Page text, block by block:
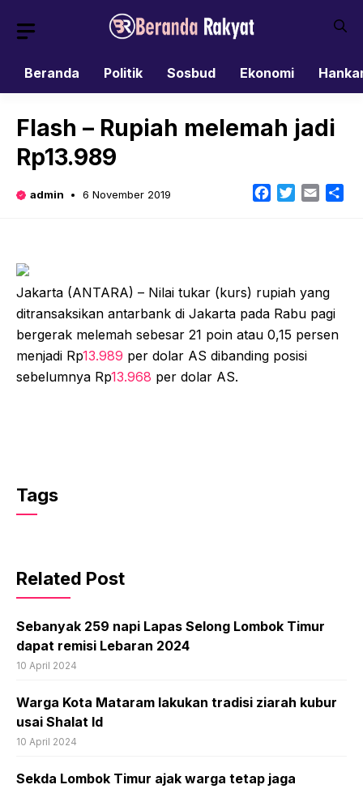
Beranda
Politik Sosbud Ekonomi
Flash – Rupiah melemah jadi
Rp13.989
admin 6 November 2019 Facebook
TwitterEmail
Jakarta (ANTARA) – Nilai tukar (kurs) rupiah yang
ditransaksikan antarbank di Jakarta pada Rabu pagi
bergerak melemah sebesar 21 poin atau 0,15 persen
menjadi Rp13.989 per dolar AS dibanding posisi
sebelumnya Rp13.968 per dolar AS.
Tags
Related Post
Sebanyak 259 napi Lapas Selong Lombok Timur
dapat remisi Lebaran 2024
10 April 2024
Warga Kota Mataram lakukan tradisi ziarah kubur
usai Shalat Id
10 April 2024
Sekda Lombok Timur ajak warga tetap jaga